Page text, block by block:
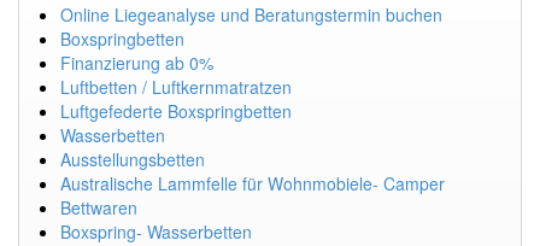
Online Liegeanalyse und Beratungstermin buchen
Boxspringbetten
Finanzierung ab 0%
Luftbetten / Luftkernmatratzen
Luftgefederte Boxspringbetten
Wasserbetten
Ausstellungsbetten
Australische Lammfelle für Wohnmobiele- Camper
Bettwaren
Boxspring- Wasserbetten